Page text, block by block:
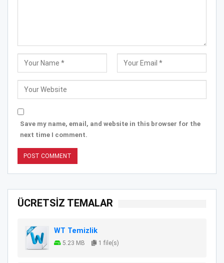
Save my name, email, and website in this browser for the
next time I comment.
ÜCRETSİZ TEMALAR
WT Temizlik
5.23 MB 1 file(s)